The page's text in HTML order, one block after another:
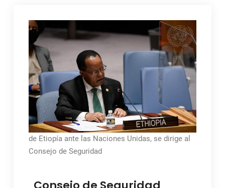
de Etiopía ante las Naciones Unidas, se dirige al
Consejo de Seguridad